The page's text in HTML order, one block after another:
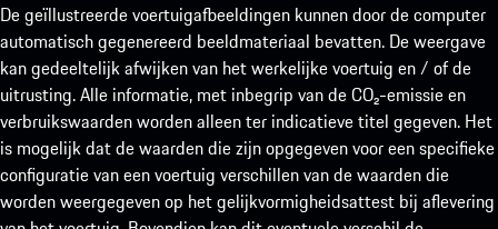
De geïllustreerde voertuigafbeeldingen kunnen door de computer
automatisch gegenereerd beeldmateriaal bevatten. De weergave
kan gedeeltelijk afwijken van het werkelijke voertuig en / of de
uitrusting. Alle informatie, met inbegrip van de CO₂-emissie en
verbruikswaarden worden alleen ter indicatieve titel gegeven. Het
is mogelijk dat de waarden die zijn opgegeven voor een specifieke
configuratie van een voertuig verschillen van de waarden die
worden weergegeven op het gelijkvormigheidsattest bij aflevering